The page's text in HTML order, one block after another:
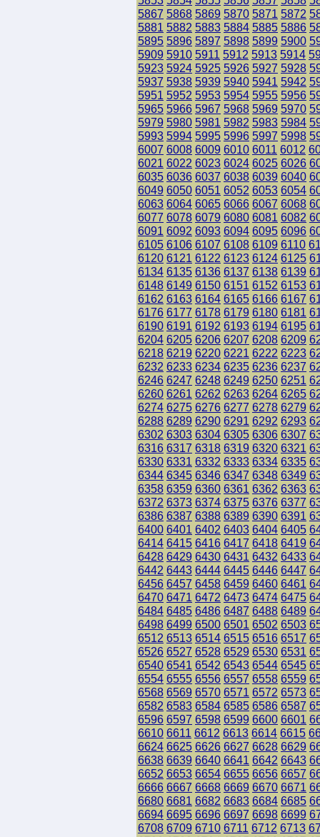
5867 5868 5869 5870 5871 5872
5881 5882 5883 5884 5885 5886
5895 5896 5897 5898 5899 5900
5909 5910 5911 5912 5913 5914
5923 5924 5925 5926 5927 5928
5937 5938 5939 5940 5941 5942
5951 5952 5953 5954 5955 5956
5965 5966 5967 5968 5969 5970
5979 5980 5981 5982 5983 5984
5993 5994 5995 5996 5997 5998
6007 6008 6009 6010 6011 6012
6021 6022 6023 6024 6025 6026
6035 6036 6037 6038 6039 6040
6049 6050 6051 6052 6053 6054
6063 6064 6065 6066 6067 6068
6077 6078 6079 6080 6081 6082
6091 6092 6093 6094 6095 6096
6105 6106 6107 6108 6109 6110
6120 6121 6122 6123 6124 6125
6134 6135 6136 6137 6138 6139
6148 6149 6150 6151 6152 6153
6162 6163 6164 6165 6166 6167
6176 6177 6178 6179 6180 6181
6190 6191 6192 6193 6194 6195
6204 6205 6206 6207 6208 6209
6218 6219 6220 6221 6222 6223
6232 6233 6234 6235 6236 6237
6246 6247 6248 6249 6250 6251
6260 6261 6262 6263 6264 6265
6274 6275 6276 6277 6278 6279
6288 6289 6290 6291 6292 6293
6302 6303 6304 6305 6306 6307
6316 6317 6318 6319 6320 6321
6330 6331 6332 6333 6334 6335
6344 6345 6346 6347 6348 6349
6358 6359 6360 6361 6362 6363
6372 6373 6374 6375 6376 6377
6386 6387 6388 6389 6390 6391
6400 6401 6402 6403 6404 6405
6414 6415 6416 6417 6418 6419
6428 6429 6430 6431 6432 6433
6442 6443 6444 6445 6446 6447
6456 6457 6458 6459 6460 6461
6470 6471 6472 6473 6474 6475
6484 6485 6486 6487 6488 6489
6498 6499 6500 6501 6502 6503
6512 6513 6514 6515 6516 6517
6526 6527 6528 6529 6530 6531
6540 6541 6542 6543 6544 6545
6554 6555 6556 6557 6558 6559
6568 6569 6570 6571 6572 6573
6582 6583 6584 6585 6586 6587
6596 6597 6598 6599 6600 6601
6610 6611 6612 6613 6614 6615
6624 6625 6626 6627 6628 6629
6638 6639 6640 6641 6642 6643
6652 6653 6654 6655 6656 6657
6666 6667 6668 6669 6670 6671
6680 6681 6682 6683 6684 6685
6694 6695 6696 6697 6698 6699
6708 6709 6710 6711 6712 6713